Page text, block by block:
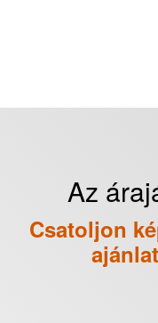
Az
Csatoljon